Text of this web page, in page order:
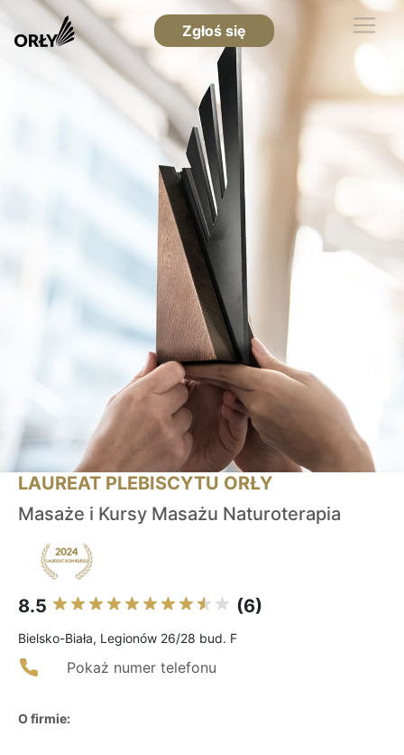
Zgłoś się
LAUREAT PLEBISCYTU ORŁY
Masaże i Kursy Masażu Naturoterapia
8.5 (6)
Bielsko-Biała, Legionów 26/28 bud. F
Pokaż numer telefonu
O firmie: